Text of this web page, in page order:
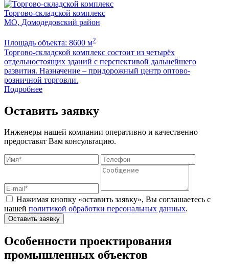
Торгово-складской комплекс
МО, Домодедовский район
Площадь объекта: 8600 м2
Торгово-складской комплекс состоит из четырёх
отдельностоящих зданий с перспективой дальнейшего
развития. Назначение – придорожный центр оптово-
розничной торговли.
Подробнее
Оставить заявку
Инженеры нашей компании оперативно и качественно
предоставят Вам консультацию.
Нажимая кнопку «оставить заявку», Вы соглашаетесь с
нашей политикой обработки персональных данных.
Оставить заявку
Особенности проектирования
промышленных объектов